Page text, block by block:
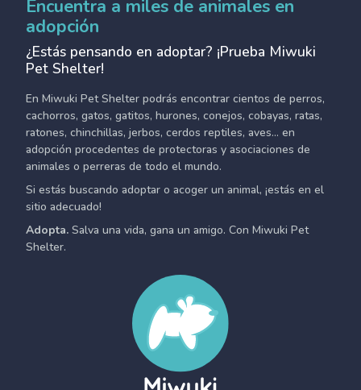
Encuentra a miles de animales en
adopción
¿Estás pensando en adoptar? ¡Prueba Miwuki
Pet Shelter!
En Miwuki Pet Shelter podrás encontrar cientos de perros,
cachorros, gatos, gatitos, hurones, conejos, cobayas, ratas,
ratones, chinchillas, jerbos, cerdos reptiles, aves... en
adopción procedentes de protectoras y asociaciones de
animales o perreras de todo el mundo.
Si estás buscando adoptar o acoger un animal, ¡estás en el
sitio adecuado!
Adopta. Salva una vida, gana un amigo. Con Miwuki Pet
Shelter.